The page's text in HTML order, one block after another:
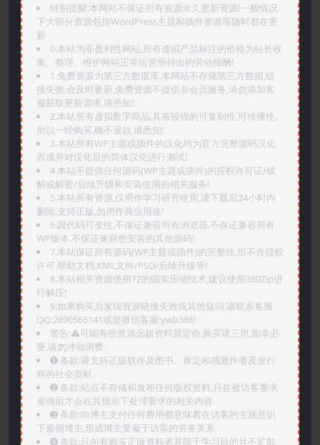
特别提醒:本网站不保证所有资源永久更新资源!一般情况
下大部分资源包括WordPress主题和插件资源等随时都在更
新
0.本站为非盈利性网站,所有虚拟产品标注的价格为站长收
集、整理、维护网站正常运营所付出的劳动报酬!
1.免费资源为第三方数据库,本网站不存储第三方数据,链
接失效,会及时更新,免费资源不提供非会员服务,请勿添加客
服获取更新需求,请悉知!
2.本站所有虚拟数字商品,具有较强的可复制性,可传播性,
所以一经购买,概不退款,请悉知!
3.本站所有WP主题或插件的汉化均为官方完整源码汉化
而成并对汉化后的简体汉化进行测试!
4.本站不提供任何源码(WP主题或插件)的授权许可证/破
解或解密/后续升级和安装使用的相关服务!
5.本站所有资源,仅用作学习研究使用,请下载后24小时内
删除,支持正版,勿用作商业用途!
6.因代码可变性,不保证兼容所有浏览器.不保证兼容所有
WP版本.不保证兼容您安装的其他源码!
7.本站保证所有源码(WP主题或插件)的完整性,但不含授权
许可.帮助文档.XML文件/PSD/后续升级等!
8.本站相关资源使用7Z的固实压缩技术,建议使用360Zip进
行解压!
9.如果购买后发现资源链接失效或其他疑问,请联系客服
QQ:2690565141或是微信客服:ywb386!
警告:⚠️可能有些资源远超资料原定价,购买请三思,如非必
要,请勿冲动消费.
➊️ 条款:请支持正版软件及图书。肯定和感激作者及发行
商的社会贡献.
➋️ 条款:站点不存储和发布任何版权资料,只在被访客要求
雇佣后才会在其指示下处理要求的相关内容.
➌️ 条款:向博主支付任何费用都意味着在访客的主观意识
下雇佣博主,形成博主受雇于访客的劳务关系.
➍️ 条款:只向有购买正版资料者并限于学习目的且不扩散